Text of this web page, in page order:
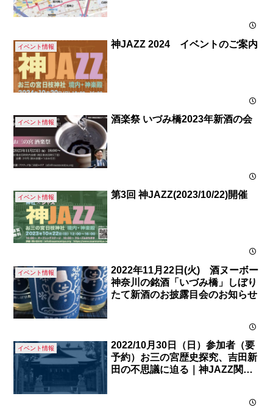
イベント情報 神JAZZ 2024 イベントのご案内
イベント情報 酒楽祭 いづみ橋2023年新酒の会
イベント情報 第3回 神JAZZ(2023/10/22)開催
イベント情報
2022年11月22日(火) 酒ヌーボー
神奈川の銘酒「いづみ橋」しぼり
たて新酒のお披露目会のお知らせ
イベント情報
2022/10月30日（日）参加者（要
予約）お三の宮歴史探究、吉田新
田の不思議に迫る｜神JAZZ関連